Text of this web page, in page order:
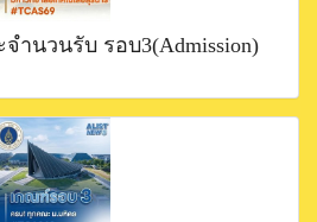
นวนรับ รอบ3(Admission)